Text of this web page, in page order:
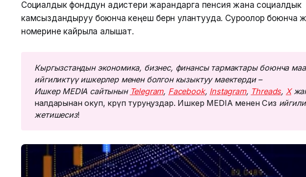
Социалдык фонддун адистери жарандарга пенсия жана социалдык
камсыздандыруу боюнча кеңеш берүүнү улантууда. Суроолор боюнча
номерине кайрыла алышат.
Кыргызстандын экономика, бизнес, финансы тармактары боюнча
ийгиликтүү ишкерлер менен болгон кызыктуу маектерди –
Ишкер MEDIA сайтынын Telegram, Facebook, Instagram, Threads, Х
налдарынан окуп, көрүп туруңуздар. Ишкер MEDIA менен Сиз
жетишесиз!